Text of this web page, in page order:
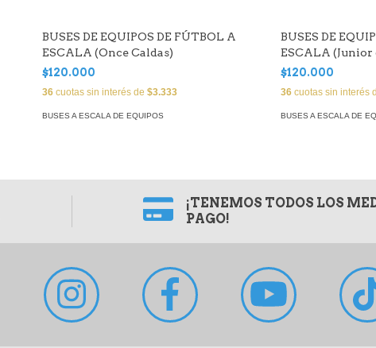
BUSES DE EQUIPOS DE FÚTBOL A
ESCALA (Once Caldas)
$120.000
36 cuotas sin interés de $3.333
BUSES A ESCALA DE EQUIPOS
BUSES DE
ESCALA
$120.000
36 cuotas sin interés
BUSES A ESCALA DE
¡TENEMOS TODOS LOS
PAGO!